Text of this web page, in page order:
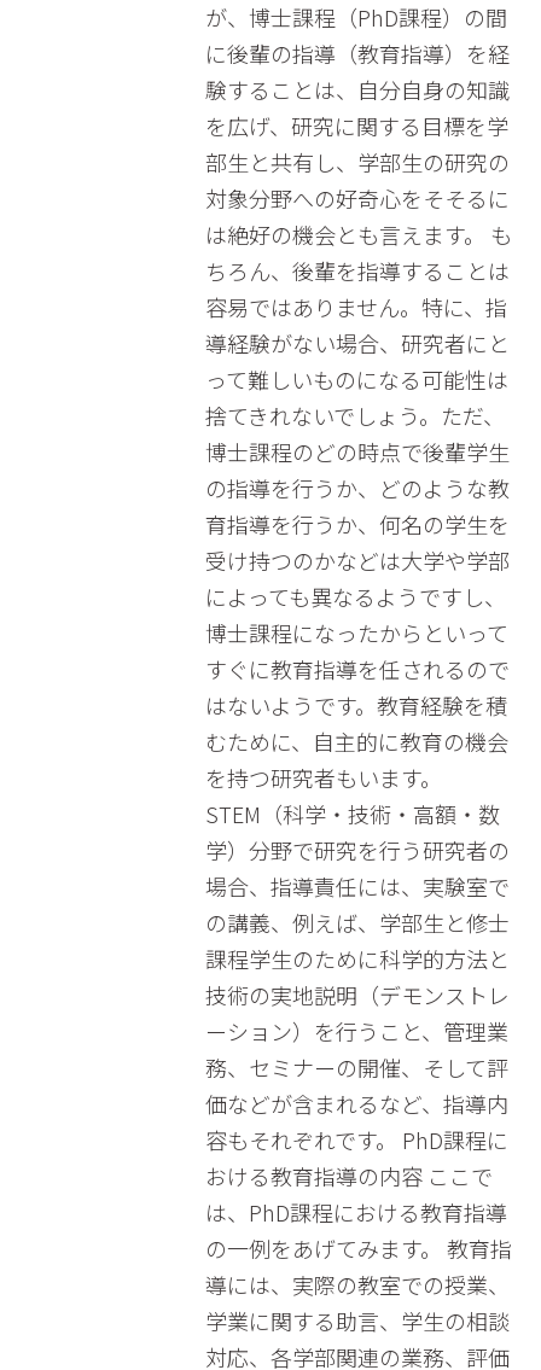
が、博士課程（PhD課程）の間
に後輩の指導（教育指導）を経
験することは、自分自身の知識
を広げ、研究に関する目標を学
部生と共有し、学部生の研究の
対象分野への好奇心をそそるに
は絶好の機会とも言えます。 も
ちろん、後輩を指導することは
容易ではありません。特に、指
導経験がない場合、研究者にと
って難しいものになる可能性は
捨てきれないでしょう。ただ、
博士課程のどの時点で後輩学生
の指導を行うか、どのような教
育指導を行うか、何名の学生を
受け持つのかなどは大学や学部
によっても異なるようですし、
博士課程になったからといって
すぐに教育指導を任されるので
はないようです。教育経験を積
むために、自主的に教育の機会
を持つ研究者もいます。
STEM（科学・技術・高額・数
学）分野で研究を行う研究者の
場合、指導責任には、実験室で
の講義、例えば、学部生と修士
課程学生のために科学的方法と
技術の実地説明（デモンストレ
ーション）を行うこと、管理業
務、セミナーの開催、そして評
価などが含まれるなど、指導内
容もそれぞれです。 PhD課程に
おける教育指導の内容 ここで
は、PhD課程における教育指導
の一例をあげてみます。 教育指
導には、実際の教室での授業、
学業に関する助言、学生の相談
対応、各学部関連の業務、評価